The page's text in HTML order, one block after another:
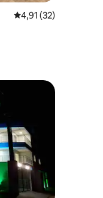
Gemiddelde
4,91 (32)